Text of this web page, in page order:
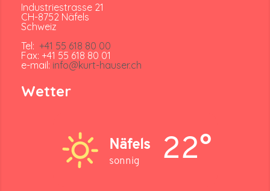
Industriestrasse 21
CH-8752 Näfels
Schweiz
Tel: +41 55 618 80 00
Fax: +41 55 618 80 01
e-mail: info@kurt-hauser.ch
Wetter
Näfels
sonnig 22°